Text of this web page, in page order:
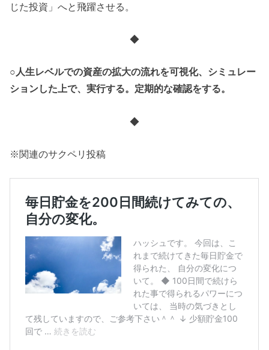
じた投資」へと飛躍させる。
◆
○人生レベルでの資産の拡大の流れを可視化、シミュレー
ションした上で、実行する。定期的な確認をする。
◆
※関連のサクペリ投稿